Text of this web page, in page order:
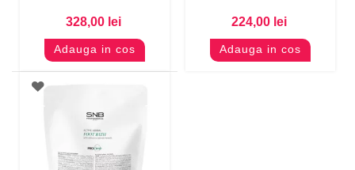
328,00 lei
Adauga in cos
224,00 lei
Adauga in cos